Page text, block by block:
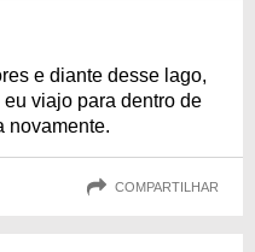
e diante desse lago,
viajo para dentro de
novamente.
COMPARTILHAR